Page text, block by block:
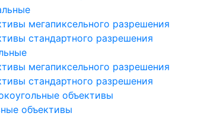
мегапиксельного разрешения
стандартного разрешения
мегапиксельного разрешения
стандартного разрешения
объективы
объективы